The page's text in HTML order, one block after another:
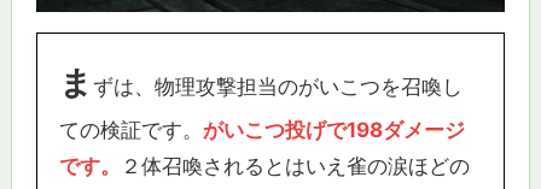
ま ずは、物理攻撃担当のがいこつを召喚し
ての検証です。 がいこつ投げで198ダメージ
です。
２体召喚されるとはいえ雀の涙ほどの